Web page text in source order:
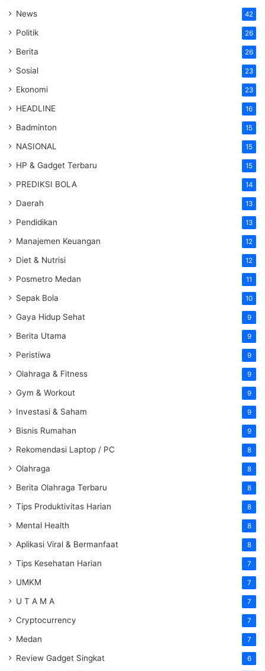
News 42
Politik 26
Berita 26
Sosial 23
Ekonomi 23
HEADLINE 16
Badminton 15
NASIONAL 15
HP & Gadget Terbaru 15
PREDIKSI BOLA 14
Daerah 13
Pendidikan 13
Manajemen Keuangan 12
Diet & Nutrisi 12
Posmetro Medan 11
Sepak Bola 10
Gaya Hidup Sehat 9
Berita Utama 9
Peristiwa 9
Olahraga & Fitness 9
Gym & Workout 9
Investasi & Saham 9
Bisnis Rumahan 9
Rekomendasi Laptop / PC 8
Olahraga 8
Berita Olahraga Terbaru 8
Tips Produktivitas Harian 8
Mental Health 8
Aplikasi Viral & Bermanfaat 8
Tips Kesehatan Harian 7
UMKM 7
U T A M A 7
Cryptocurrency 7
Medan 7
Review Gadget Singkat 6